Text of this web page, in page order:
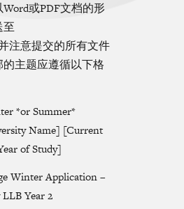
Word或PDF文档的形
至
注意提交的所有文件
主题应遵循以下格
*or Summer*
Name] [Current
of Study]
Winter Application –
Year 2